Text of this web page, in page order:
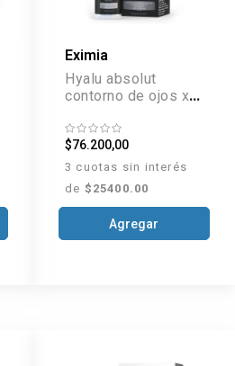
Eximia
Hyalu absolut
contorno de ojos x
$76.200,00
3 cuotas sin interés
de $25400.00
Agregar